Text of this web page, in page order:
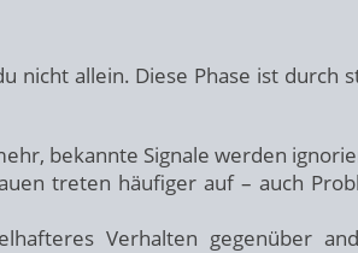
nicht allein. Diese Phase ist durch
bekannte Signale werden
treten häufiger auf – auch
Verhalten gegenüber